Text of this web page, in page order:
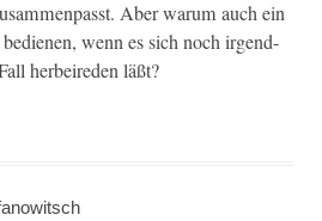
Aber warum auch ein
wenn es sich noch irgend­
her­beireden läßt?